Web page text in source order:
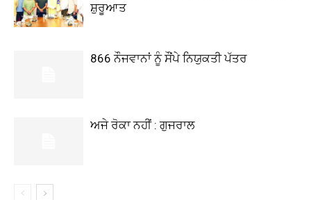
ਸ਼ੁਰੂਆਤ
866 ਨੌਜਵਾਨਾਂ ਨੂੰ ਸੌਂਪੇ ਨਿਯੁਕਤੀ ਪੱਤਰ
ਅਜੇ ਰੋਕਾ ਨਹੀਂ : ਗੁਜਰਾਲ